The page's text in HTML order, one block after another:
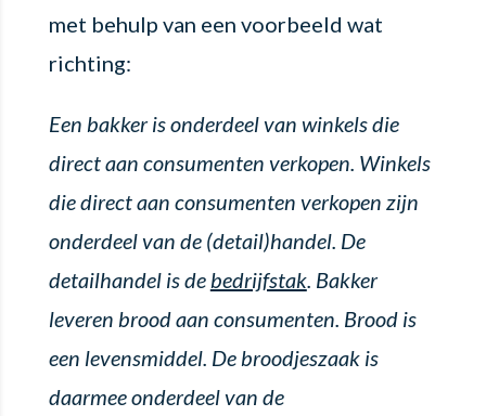
met behulp van een voorbeeld wat
richting:
Een bakker is onderdeel van winkels die
direct aan consumenten verkopen. Winkels
die direct aan consumenten verkopen zijn
onderdeel van de (detail)handel. De
detailhandel is de bedrijfstak. Bakker
leveren brood aan consumenten. Brood is
een levensmiddel. De broodjeszaak is
daarmee onderdeel van de